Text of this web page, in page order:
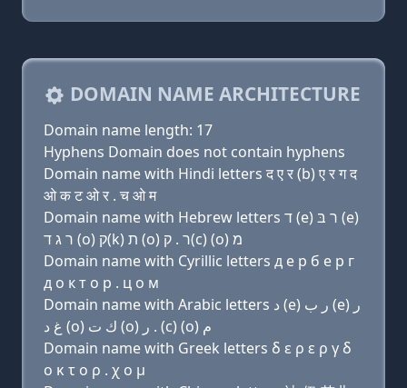
DOMAIN NAME ARCHITECTURE
Domain name length: 17
Hyphens Domain does not contain hyphens
Domain name with Hindi letters द ए र (b) ए र ग द
ओ क ट ओ र . च ओ म
Domain name with Hebrew letters ד (e) ר בּ (e)
ר ג ד (ο) ק(k) ת (ο) ר . ק(c) (ο) מ
Domain name with Cyrillic letters д e р б e р г
д о к т о р . ц о м
Domain name with Arabic letters ﺩ (e) ﺭ ﺏ (e) ﺭ
ﻍ ﺩ (o) ﻙ ﺕ (o) ﺭ . (c) (o) ﻡ
Domain name with Greek letters δ ε ρ ε ρ γ δ
ο κ τ ο ρ . χ ο μ